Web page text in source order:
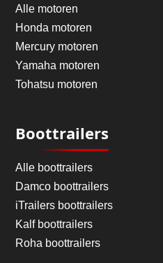
Alle motoren
Honda motoren
Mercury motoren
Yamaha motoren
Tohatsu motoren
Boottrailers
Alle boottrailers
Damco boottrailers
iTrailers boottrailers
Kalf boottrailers
Roha boottrailers